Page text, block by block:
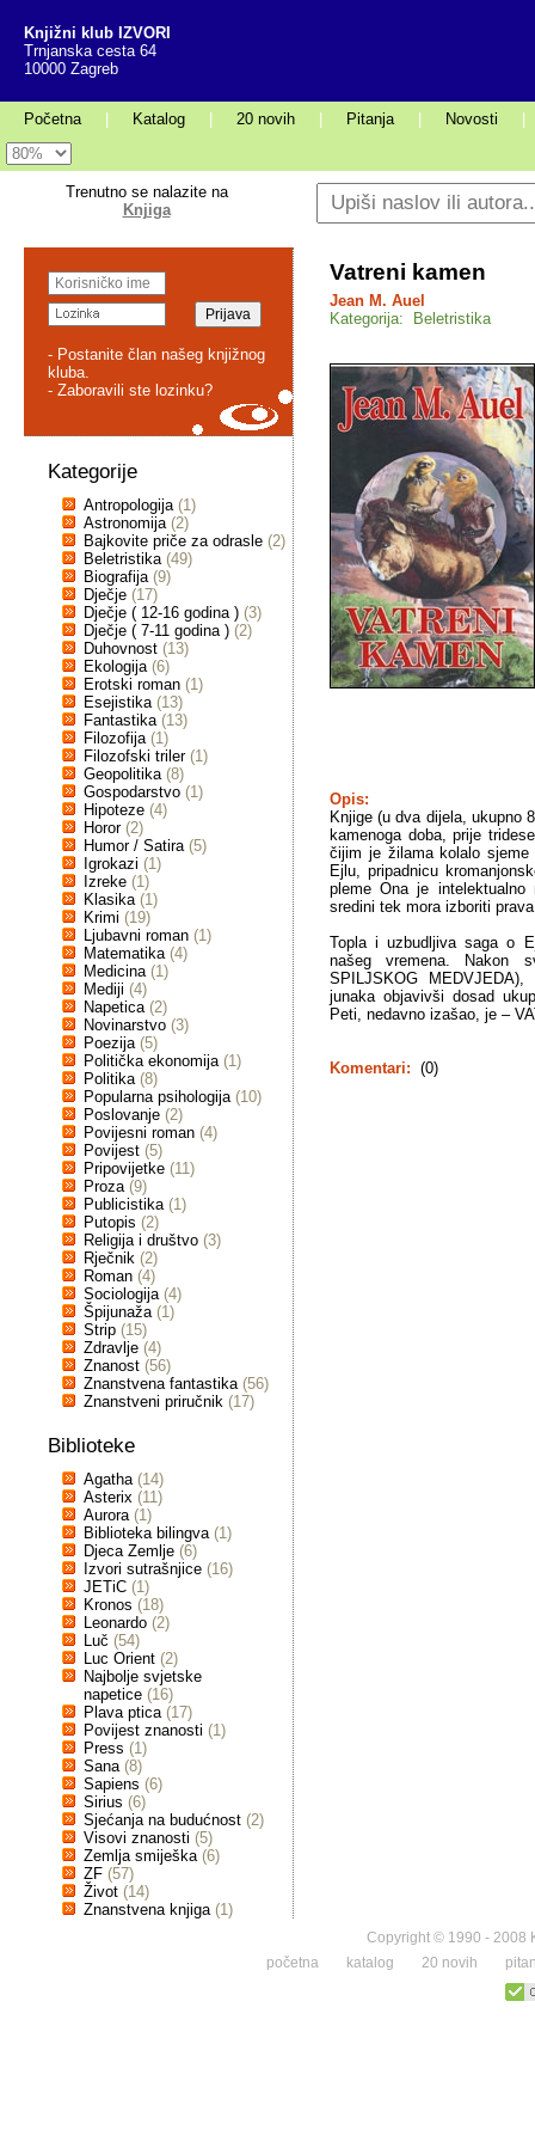
Knjižni klub IZVORI
Trnjanska cesta 64
10000 Zagreb
Početna Katalog 20 novih Pitanja Novosti
Trenutno se nalazite na
Knjiga
- Postanite član našeg knjižnog
kluba.
- Zaboravili ste lozinku?
Kategorije
Antropologija (1)
Astronomija (2)
Bajkovite priče za odrasle (2)
Beletristika (49)
Biografija (9)
Dječje (17)
Dječje ( 12-16 godina ) (3)
Dječje ( 7-11 godina ) (2)
Duhovnost (13)
Ekologija (6)
Erotski roman (1)
Esejistika (13)
Fantastika (13)
Filozofija (1)
Filozofski triler (1)
Geopolitika (8)
Gospodarstvo (1)
Hipoteze (4)
Horor (2)
Humor / Satira (5)
Igrokazi (1)
Izreke (1)
Klasika (1)
Krimi (19)
Ljubavni roman (1)
Matematika (4)
Medicina (1)
Mediji (4)
Napetica (2)
Novinarstvo (3)
Poezija (5)
Politička ekonomija (1)
Politika (8)
Popularna psihologija (10)
Poslovanje (2)
Povijesni roman (4)
Povijest (5)
Pripovijetke (11)
Proza (9)
Publicistika (1)
Putopis (2)
Religija i društvo (3)
Rječnik (2)
Roman (4)
Sociologija (4)
Špijunaža (1)
Strip (15)
Zdravlje (4)
Znanost (56)
Znanstvena fantastika (56)
Znanstveni priručnik (17)
Biblioteke
Agatha (14)
Asterix (11)
Aurora (1)
Biblioteka bilingva (1)
Djeca Zemlje (6)
Izvori sutrašnjice (16)
JETiC (1)
Kronos (18)
Leonardo (2)
Luč (54)
Luc Orient (2)
Najbolje svjetske
napetice (16)
Plava ptica (17)
Povijest znanosti (1)
Press (1)
Sana (8)
Sapiens (6)
Sirius (6)
Sjećanja na budućnost (2)
Visovi znanosti (5)
Zemlja smiješka (6)
ZF (57)
Život (14)
Znanstvena knjiga (1)
Vatreni kamen
Jean M. Auel
Kategorija: Beletristika
Opis:
Knjige (u dva dijela, ukupno
kamenoga doba, prije
čijim je žilama kolalo sjeme
Ejlu, pripadnicu
pleme Ona je intelektualno
sredini tek mora izboriti
Topla i uzbudljiva saga o
našeg vremena. Nakon
SPILJSKOG
junaka objavivši dosad
Peti, nedavno izašao, je –
Komentari: (0)
Copyright © 1990 - 2008
početna
katalog 20 novih